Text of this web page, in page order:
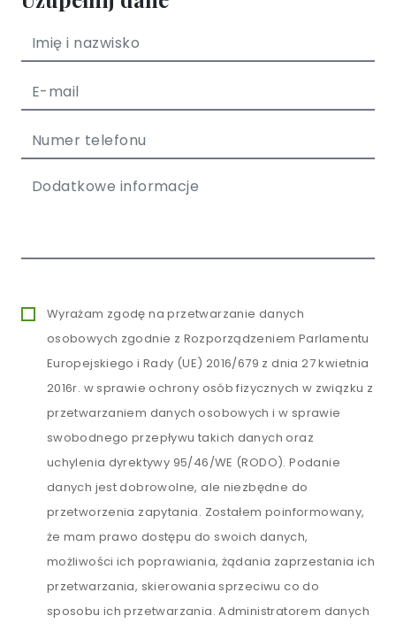
Wyrażam zgodę na przetwarzanie danych
osobowych zgodnie z Rozporządzeniem Parlamentu
Europejskiego i Rady (UE) 2016/679 z dnia 27 kwietnia
2016r. w sprawie ochrony osób fizycznych w związku z
przetwarzaniem danych osobowych i w sprawie
swobodnego przepływu takich danych oraz
uchylenia dyrektywy 95/46/WE (RODO). Podanie
danych jest dobrowolne, ale niezbędne do
przetworzenia zapytania. Zostałem poinformowany,
że mam prawo dostępu do swoich danych,
możliwości ich poprawiania, żądania zaprzestania ich
przetwarzania, skierowania sprzeciwu co do
sposobu ich przetwarzania. Administratorem danych